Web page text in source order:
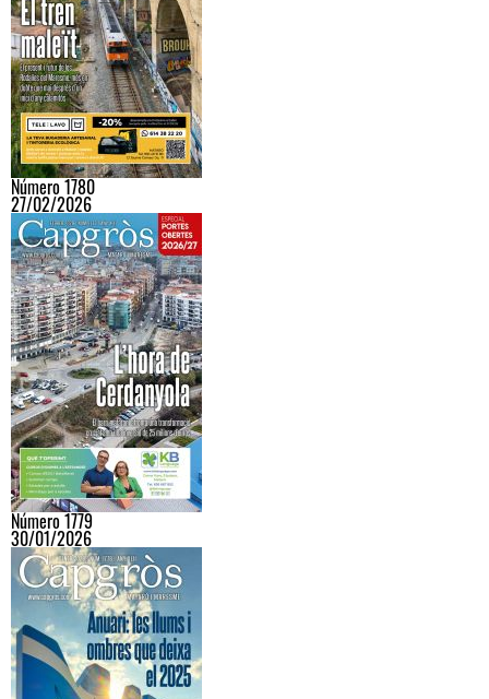
Número 1780
27/02/2026
Número 1779
30/01/2026